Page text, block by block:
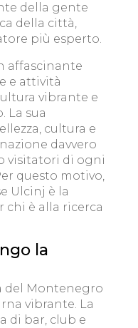
della gente
della città,
più esperto.
affascinante
e attività
vibrante e
La sua
cultura e
davvero
visitatori di ogni
questo motivo,
Ulcinj è la
è alla ricerca
la
del Montenegro
vibrante. La
di bar, club e